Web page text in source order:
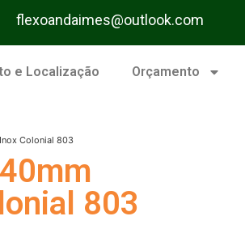
flexoandaimes@outlook.com
e Localização Orçamento
Colonial 803
803